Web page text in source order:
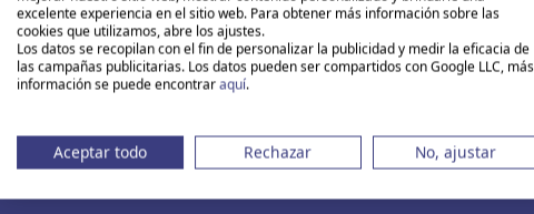
excelente experiencia en el sitio web. Para obtener más información sobre las
cookies que utilizamos, abre los ajustes.
Los datos se recopilan con el fin de personalizar la publicidad y medir la eficacia de
las campañas publicitarias. Los datos pueden ser compartidos con Google LLC, más
información se puede encontraraquí.
Aceptar todo Rechazar No, ajustar